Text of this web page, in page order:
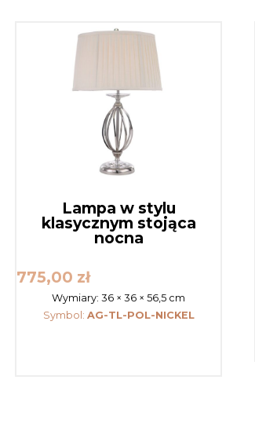
Lampa w stylu
klasycznym stojąca
nocna
775,00 zł
Wymiary:36 × 36 × 56,5 cm
Symbol: AG-TL-POL-NICKEL